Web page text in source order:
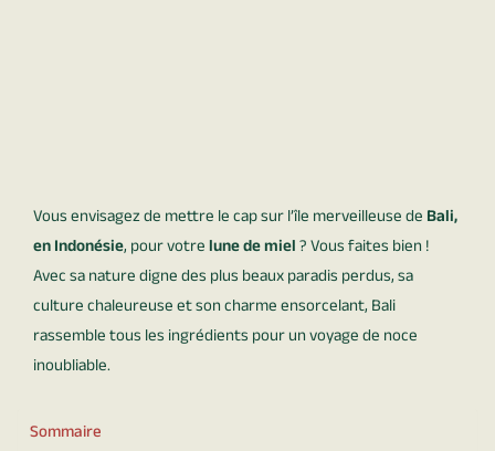
Vous envisagez de mettre le cap sur l’île merveilleuse deBali,
en Indonésie, pour votrelune de miel? Vous faites bien !
Avec sa nature digne des plus beaux paradis perdus, sa
culture chaleureuse et son charme ensorcelant, Bali
rassemble tous les ingrédients pour un voyage de noce
inoubliable.
Sommaire